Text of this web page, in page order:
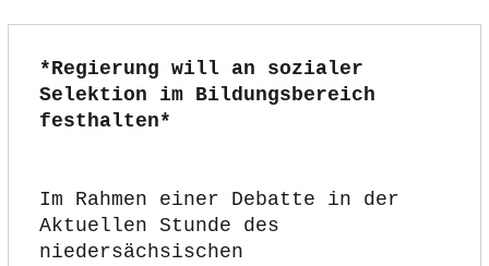
*Regierung will an sozialer
Selektion im Bildungsbereich
festhalten*
Im Rahmen einer Debatte in der
Aktuellen Stunde des
niedersächsischen